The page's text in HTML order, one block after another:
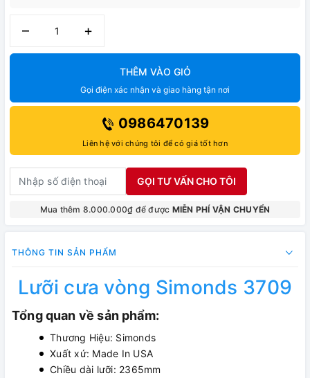
– +
THÊM VÀO GIỎ
Gọi điện xác nhận và giao hàng tận nơi
0986470139
Liên hệ với chúng tôi để có giá tốt hơn
GỌI TƯ VẤN CHO TÔI
Mua thêm 8.000.000₫ để được MIỄN PHÍ VẬN CHUYỂN
THÔNG TIN SẢN PHẨM
Lưỡi cưa vòng Simonds 3709
Tổng quan về sản phẩm:
Thương Hiệu: Simonds
Xuất xứ: Made In USA
Chiều dài lưỡi: 2365mm